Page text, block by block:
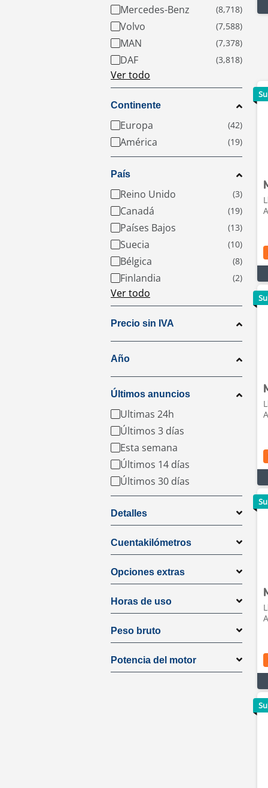
Mercedes-Benz
Volvo
MAN
DAF
Ver todo
Continente
Europa
América
País
Reino Unido
Canadá
Países Bajos
Suecia
Bélgica
Finlandia
Ver todo
Precio sin IVA
Año
Últimos anuncios
Ultimas 24h
Últimos 3 días
Esta semana
Últimos 14 días
Últimos 30 días
Detalles
Cuentakilómetros
Opciones extras
Horas de uso
Peso bruto
Potencia del motor